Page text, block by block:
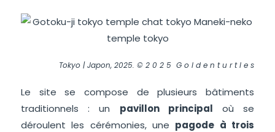
Tokyo | Japon, 2025. © 2 0 2 5 G o l d e n t u r t l e s
Le site se compose de plusieurs bâtiments
traditionnels : un pavillon principal où se
déroulent les cérémonies, une pagode à trois